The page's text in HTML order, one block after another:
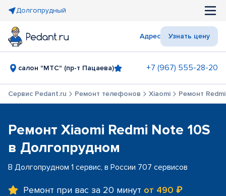
Долгопрудный
Адрес Узнать цену
салон "МТС" (пр-т Пацаева) +7 (967) 555-28-20
Сервис Pedant.ru Ремонт телефонов Xiaomi Ремонт
Ремонт Xiaomi Redmi Note 10S
в Долгопрудном
В Долгопрудном 1 сервис, в России 707 сервисов
Ремонт при вас за 20 минут от 490 ₽